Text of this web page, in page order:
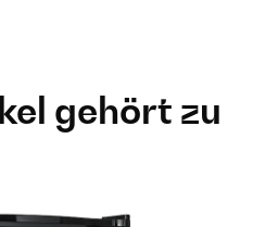
gehört zu